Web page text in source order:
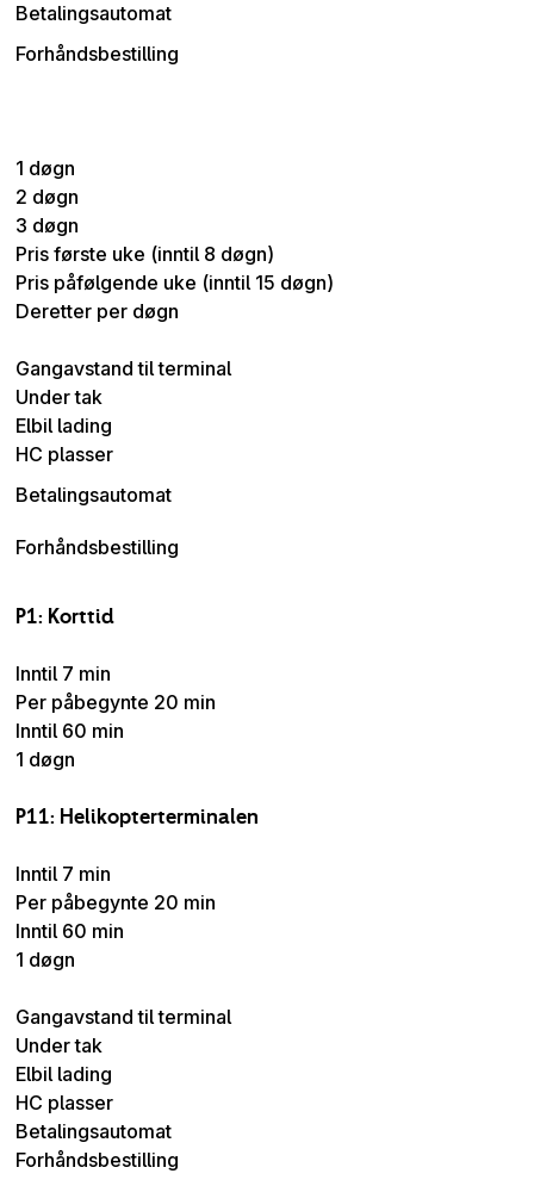
Betalingsautomat
Forhåndsbestilling
1 døgn
2 døgn
3 døgn
Pris første uke (inntil 8 døgn)
Pris påfølgende uke (inntil 15 døgn)
Deretter per døgn
Gangavstand til terminal
Under tak
Elbil lading
HC plasser
Betalingsautomat
Forhåndsbestilling
P1: Korttid
Inntil 7 min
Per påbegynte 20 min
Inntil 60 min
1 døgn
P11: Helikopterterminalen
Inntil 7 min
Per påbegynte 20 min
Inntil 60 min
1 døgn
Gangavstand til terminal
Under tak
Elbil lading
HC plasser
Betalingsautomat
Forhåndsbestilling